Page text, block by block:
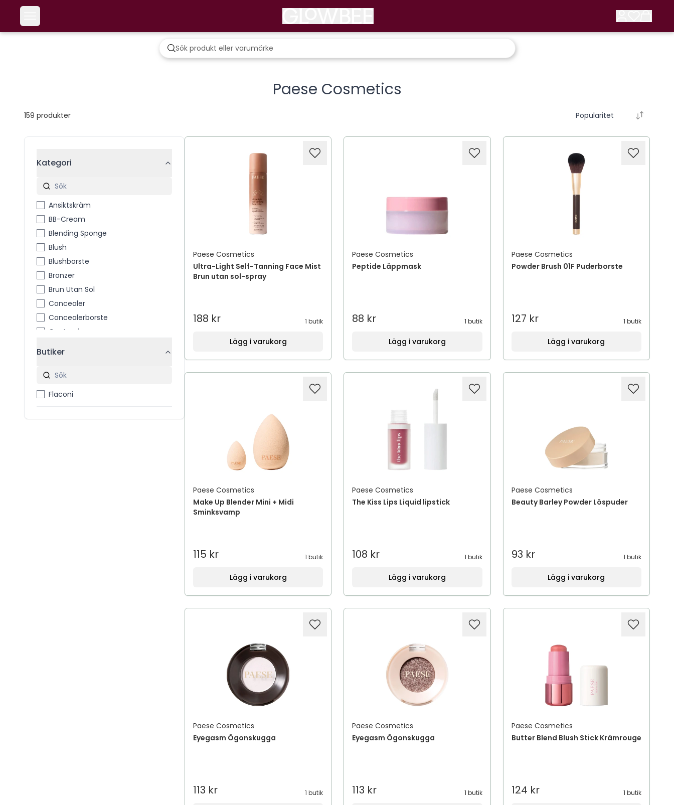
Paese Cosmetics
159 produkter Popularitet
Kategori
Ansiktskräm
BB-Cream
Blending Sponge
Blush
Blushborste
Bronzer
Brun Utan Sol
Concealer
Concealerborste
Contouring
Highlighter
Butiker
Flaconi
Paese Cosmetics
Ultra-Light Self-Tanning Face Mist
Brun utan sol-spray
188 kr 1 butik
Lägg i varukorg
Paese Cosmetics
Peptide Läppmask
88 kr 1 butik
Lägg i varukorg
Paese Cosmetics
Powder Brush 01F Puderborste
127 kr 1 butik
Lägg i varukorg
Paese Cosmetics
Make Up Blender Mini + Midi
Sminksvamp
115 kr 1 butik
Lägg i varukorg
Paese Cosmetics
The Kiss Lips Liquid lipstick
108 kr 1 butik
Lägg i varukorg
Paese Cosmetics
Beauty Barley Powder Löspuder
93 kr 1 butik
Lägg i varukorg
Paese Cosmetics
Eyegasm Ögonskugga
113 kr 1 butik
Paese Cosmetics
Eyegasm Ögonskugga
113 kr 1 butik
Paese Cosmetics
Butter Blend Blush Stick Krämrouge
124 kr 1 butik